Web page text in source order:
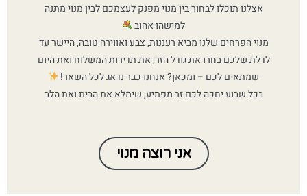
אצלנו תוכלו לבחור בין מנוי מפנק לעצמכם לבין מנוי מתנה
למישהו אהוב
מנוי הפרחים שלנו מביא רעננות, צבע ואווירה טובה, היישר עד
לדלת שלכם בחרו את גודל הזר, את תדירות המשלוח ואת היום
שמתאים לכם – ומכאן? אנחנו כבר נדאג לכל השאר!
בכל שבוע יחכה לכם זר מפתיע, שימלא את הבית ואת הלב
אני רוצה מנוי